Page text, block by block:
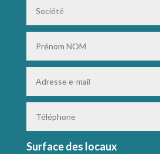
Surface des locaux